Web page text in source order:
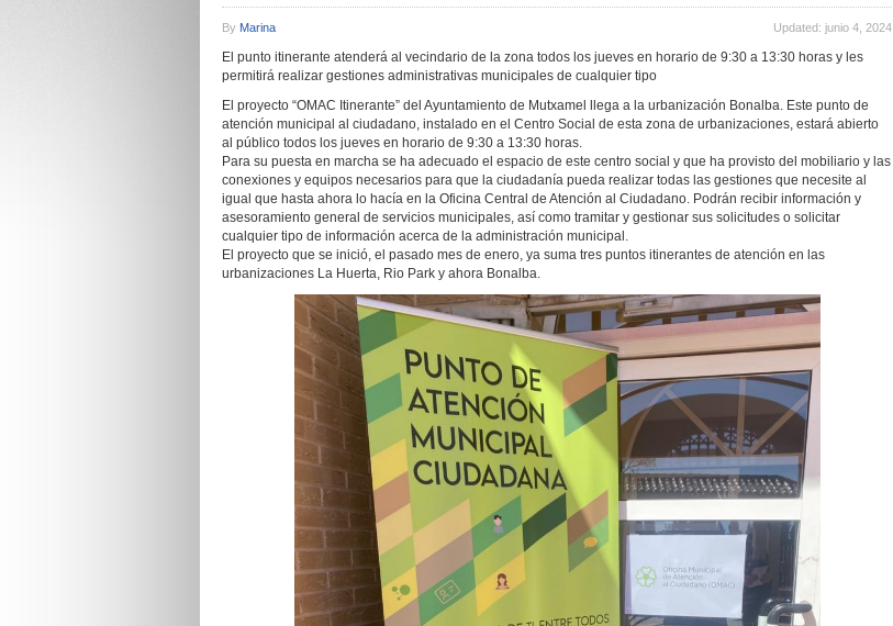
By Marina Updated: junio 4, 2024
El punto itinerante atenderá al vecindario de la zona todos los jueves en horario de 9:30 a 13:30 horas y les
permitirá realizar gestiones administrativas municipales de cualquier tipo
El proyecto “OMAC Itinerante” del Ayuntamiento de Mutxamel llega a la urbanización Bonalba. Este punto de
atención municipal al ciudadano, instalado en el Centro Social de esta zona de urbanizaciones, estará abierto
al público todos los jueves en horario de 9:30 a 13:30 horas.
Para su puesta en marcha se ha adecuado el espacio de este centro social y que ha provisto del mobiliario y las
conexiones y equipos necesarios para que la ciudadanía pueda realizar todas las gestiones que necesite al
igual que hasta ahora lo hacía en la Oficina Central de Atención al Ciudadano. Podrán recibir información y
asesoramiento general de servicios municipales, así como tramitar y gestionar sus solicitudes o solicitar
cualquier tipo de información acerca de la administración municipal.
El proyecto que se inició, el pasado mes de enero, ya suma tres puntos itinerantes de atención en las
urbanizaciones La Huerta, Rio Park y ahora Bonalba.